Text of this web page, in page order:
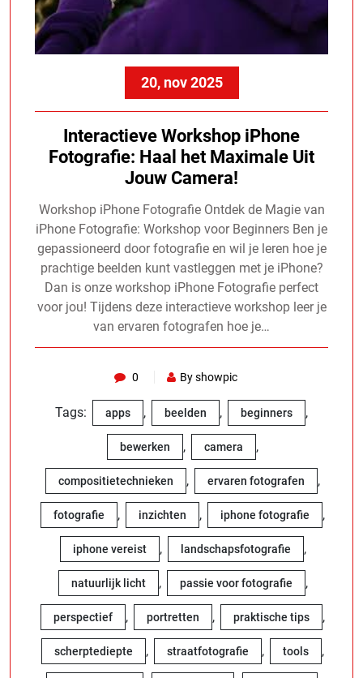
20, nov 2025
Interactieve Workshop iPhone
Fotografie: Haal het Maximale Uit
Jouw Camera!
Workshop iPhone Fotografie Ontdek de Magie van
iPhone Fotografie: Workshop voor Beginners Ben je
gepassioneerd door fotografie en wil je leren hoe je
prachtige beelden kunt vastleggen met je iPhone?
Dan is onze workshop iPhone Fotografie perfect
voor jou! Tijdens deze interactieve workshop leer je
van ervaren fotografen hoe je…
0 By showpic
Tags: apps , beelden , beginners ,
bewerken , camera ,
compositietechnieken , ervaren fotografen ,
fotografie , inzichten , iphone fotografie ,
iphone vereist , landschapsfotografie ,
natuurlijk licht , passie voor fotografie ,
perspectief , portretten , praktische tips ,
scherptediepte , straatfotografie , tools ,